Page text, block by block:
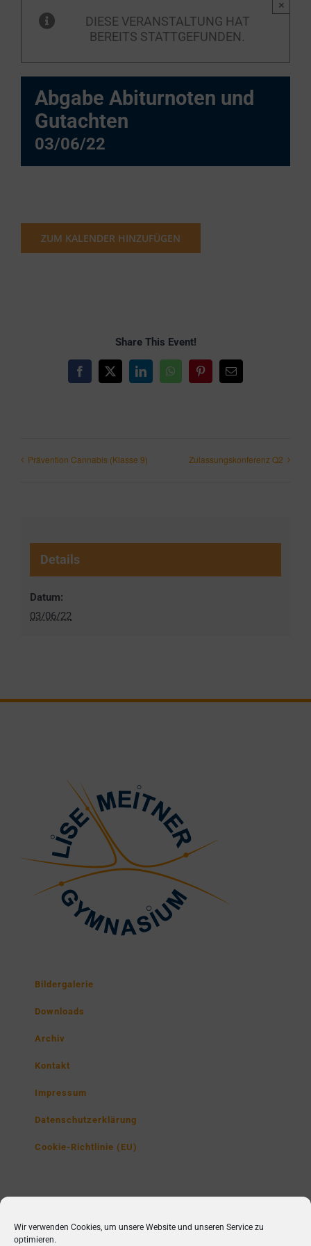
Wir verwenden Cookies, um unsere Website und unseren Service zu
optimieren.
DIESE VERANSTALTUNG HAT
BEREITS STATTGEFUNDEN.
×
Abgabe Abiturnoten und
Gutachten
03/06/22
ZUM KALENDER HINZUFÜGEN
Share This Event!
Facebook
X LinkedInWhatsAppPinterest
E-
Prävention Cannabis (Klasse 9) Zulassungskonferenz Q2
Details
Datum:
03/06/22
Bildergalerie
Downloads
Archiv
Kontakt
Impressum
Datenschutzerklärung
Cookie-Richtlinie (EU)
Poppenbütteler Str. 230,